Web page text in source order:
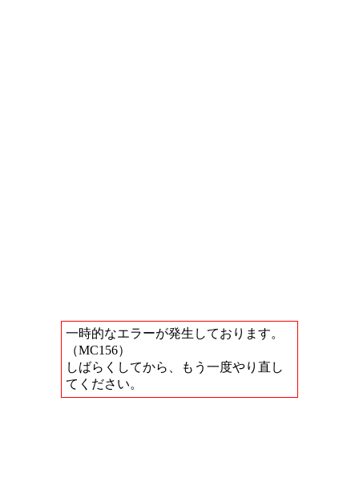
一時的なエラーが発生しております。
（MC156）
しばらくしてから、もう一度やり直し
てください。